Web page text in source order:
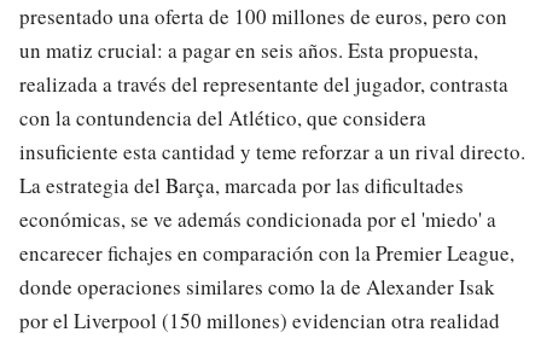
presentado una oferta de 100 millones de euros, pero con
un matiz crucial: a pagar en seis años. Esta propuesta,
realizada a través del representante del jugador, contrasta
con la contundencia del Atlético, que considera
insuficiente esta cantidad y teme reforzar a un rival directo.
La estrategia del Barça, marcada por las dificultades
económicas, se ve además condicionada por el 'miedo' a
encarecer fichajes en comparación con la Premier League,
donde operaciones similares como la de Alexander Isak
por el Liverpool (150 millones) evidencian otra realidad